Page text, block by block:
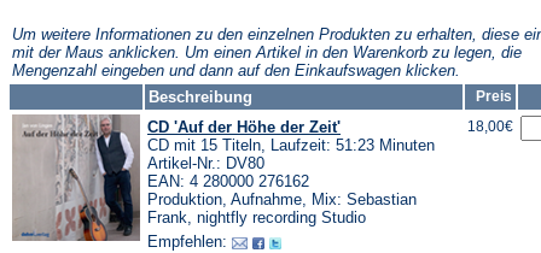
Um weitere Informationen zu den einzelnen Produkten zu erhalten, diese
mit der Maus anklicken. Um einen Artikel in den Warenkorb zu legen, die
Mengenzahl eingeben und dann auf den Einkaufswagen klicken.
Beschreibung
Preis
CD 'Auf der Höhe der Zeit'
CD mit 15 Titeln, Laufzeit: 51:23 Minuten
Artikel-Nr.: DV80
EAN: 4 280000 276162
Produktion, Aufnahme, Mix: Sebastian
Frank, nightfly recording Studio
Empfehlen:
18,00€